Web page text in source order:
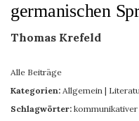
germanischen
Thomas Krefeld
Alle Beiträge
Kategorien: Allgemein |
Schlagwörter: kommunikativer